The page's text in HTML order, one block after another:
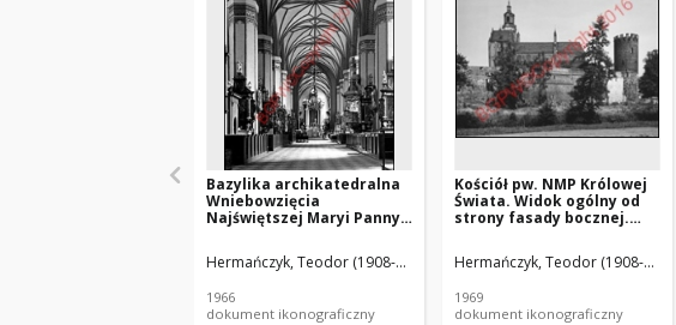
Bazylika archikatedralna
Wniebowzięcia
Najświętszej Maryi Panny i
Widok nawy głównej w
kierunku ołtarza
Hermańczyk, Teodor (1908-1980).
1966
dokument ikonograficzny
Kościół pw. NMP Królowej
Świata. Widok ogólny od
strony fasady bocznej.
Hermańczyk, Teodor (1908-1980).
1969
dokument ikonograficzny